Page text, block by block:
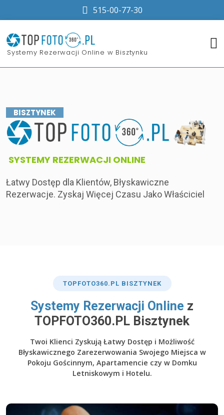
515-00-77-30
​Systemy Rezerwacji Online w Bisztynku
BISZTYNEK
​SYSTEMY REZERWACJI ONLINE
Łatwy Dostęp dla Klientów, Błyskawiczne
Rezerwacje. Zyskaj Więcej Czasu Jako Właściciel
TOP FOTO360.PL BISZTYNEK
​Systemy Rezerwacji Online z
TOPFOTO360.PL Bisztynek
Twoi Klienci Zyskują Łatwy Dostęp i Możliwość
Błyskawicznego Zarezerwowania Swojego Miejsca w
Pokoju Gościnnym, Apartamencie czy w Domku
Letniskowym i Hotelu.